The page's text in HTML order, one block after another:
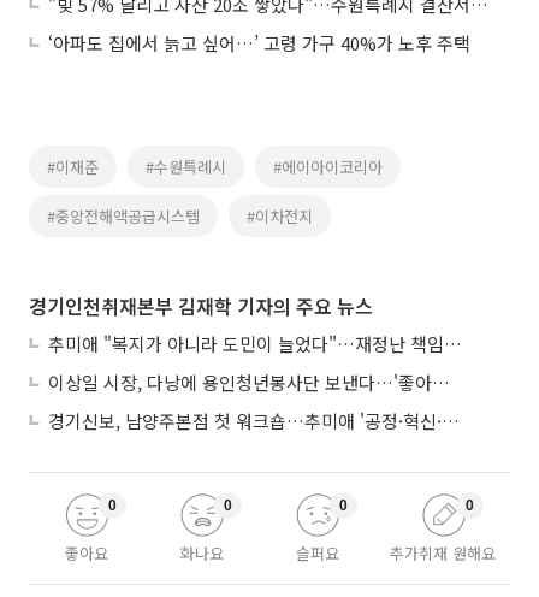
‘아파도 집에서 늙고 싶어…’ 고령 가구 40%가 노후 주택
#이재준 #수원특례시 #에이아이코리아
#중앙전해액공급시스템 #이차전지
경기인천취재본부 김재학 기자의 주요 뉴스
추미애 "복지가 아니라 도민이 늘었다"…재정난 책임론 정면돌파
이상일 시장, 다낭에 용인청년봉사단 보낸다…'좋아용 거리' 만든다
경기신보, 남양주본점 첫 워크숍…추미애 '공정·혁신·포용' 전면 반영
좋아요
0
화나요
0
슬퍼요
0
추가취재 원해요
0